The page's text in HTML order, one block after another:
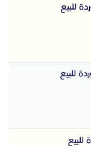
للبيع
للبيع
للبيع